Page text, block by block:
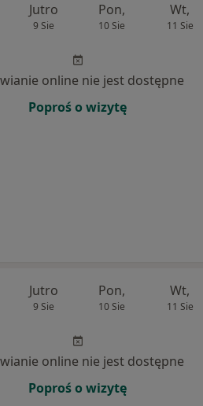
Jutro
9 Sie
Pon,
10 Sie
Wt,
11 Sie
online nie jest dostępne
Poproś o wizytę
Jutro
9 Sie
Pon,
10 Sie
Wt,
11 Sie
online nie jest dostępne
Poproś o wizytę